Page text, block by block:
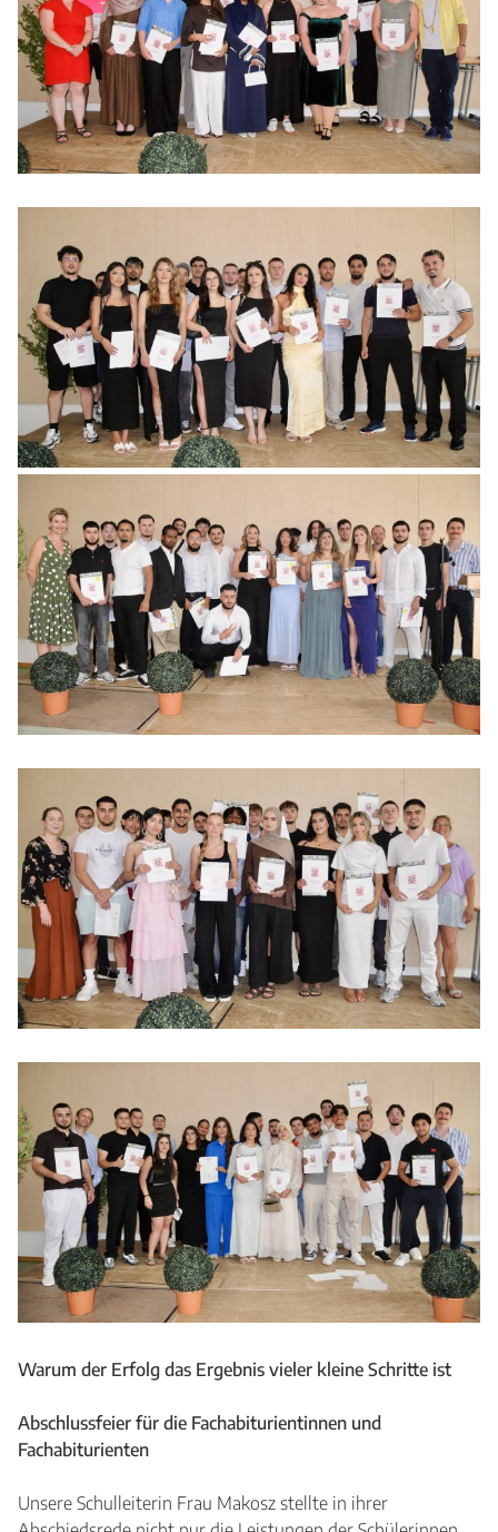
Warum der Erfolg das Ergebnis vieler kleine Schritte ist
Abschlussfeier für die Fachabiturientinnen und
Fachabiturienten
Unsere Schulleiterin Frau Makosz stellte in ihrer